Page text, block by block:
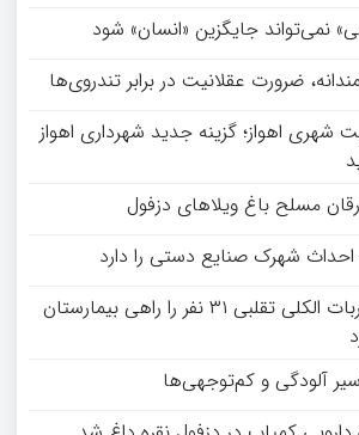
نمی‌تواند جایگزین «انسان» شود
ضرورت عقلانیت در برابر تندروی‌ها
شهری اهواز؛ گزینه جدید شهرداری اهواز
مسلح باغ‌ ویلاهای دزفول
شهرک صنایع دستی را دارد
استفاده از مشربات الکلی تقلبی ۳۱ نفر را راهی بیمارستان
آلودگی و کم‌توجهی‌ها